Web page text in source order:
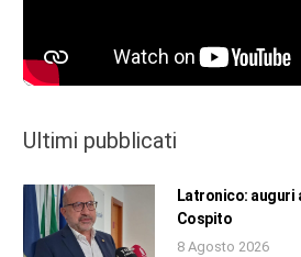
Ultimi pubblicati
Latronico: auguri
Cospito
8 Agosto 2026